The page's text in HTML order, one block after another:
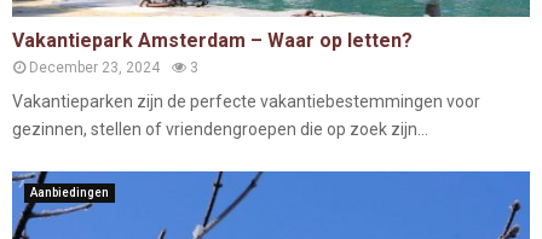
Vakantiepark Amsterdam – Waar op letten?
December 23, 2024 3
Vakantieparken zijn de perfecte vakantiebestemmingen voor
gezinnen, stellen of vriendengroepen die op zoek zijn...
Aanbiedingen